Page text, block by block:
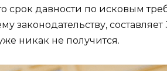
срок давности по исковым
законодательству,
никак не получится.